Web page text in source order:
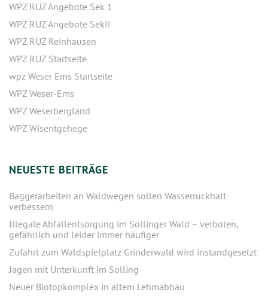
WPZ RUZ Angebote Sek 1
WPZ RUZ Angebote SekII
WPZ RUZ Reinhausen
WPZ RUZ Startseite
wpz Weser Ems Startseite
WPZ Weser-Ems
WPZ Weserbergland
WPZ Wisentgehege
NEUESTE BEITRÄGE
Baggerarbeiten an Waldwegen sollen Wasserrückhalt
verbessern
Illegale Abfallentsorgung im Sollinger Wald – verboten,
gefährlich und leider immer häufiger
Zufahrt zum Waldspielplatz Grinderwald wird instandgesetzt
Jagen mit Unterkunft im Solling
Neuer Biotopkomplex in altem Lehmabbau